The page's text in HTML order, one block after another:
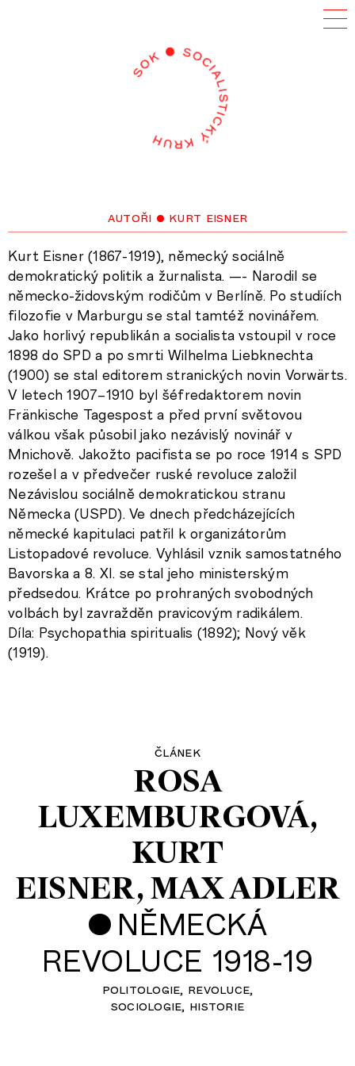
autoři • kurt eisner
Kurt Eisner (1867-1919), německý sociálně
demokratický politik a žurnalista. —- Narodil se
německo-židovským rodičům v Berlíně. Po studiích
filozofie v Marburgu se stal tamtéž novinářem.
Jako horlivý republikán a socialista vstoupil v roce
1898 do SPD a po smrti Wilhelma Liebknechta
(1900) se stal editorem stranických novin Vorwärts.
V letech 1907–1910 byl šéfredaktorem novin
Fränkische Tagespost a před první světovou
válkou však působil jako nezávislý novinář v
Mnichově. Jakožto pacifista se po roce 1914 s SPD
rozešel a v předvečer ruské revoluce založil
Nezávislou sociálně demokratickou stranu
Německa (USPD). Ve dnech předcházejících
německé kapitulaci patřil k organizátorům
Listopadové revoluce. Vyhlásil vznik samostatného
Bavorska a 8. XI. se stal jeho ministerským
předsedou. Krátce po prohraných svobodných
volbách byl zavražděn pravicovým radikálem.
Díla: Psychopathia spiritualis (1892); Nový věk
(1919).
článek
ROSA
LUXEMBURGOVÁ
KURT
EISNER MAX ADLER
• NĚMECKÁ
REVOLUCE 1918-19
politologie revoluce
sociologie historie